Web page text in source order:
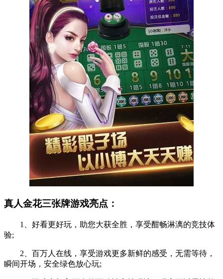
真人金花三张牌游戏亮点：
1、好看更好玩，助您大获全胜，享受酣畅淋漓的竞技体
验;
2、百万人在线，享受游戏更多新鲜的感受，无需等待，
瞬间开场，安全绿色放心玩;